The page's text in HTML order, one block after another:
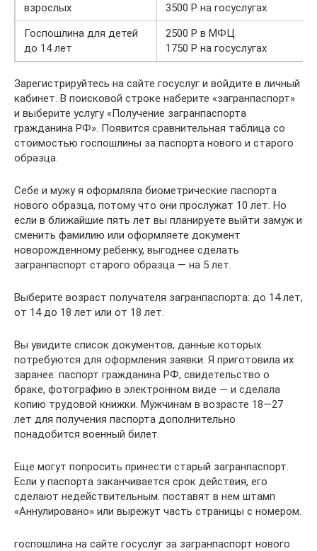
взрослых
3500 Р на госуслугах
Госпошлина для детей
до 14 лет
2500 Р в МФЦ
1750 Р на госуслугах
Зарегистрируйтесь на сайте госуслуг и войдите в личный
кабинет. В поисковой строке наберите «загранпаспорт»
и выберите услугу «Получение загранпаспорта
гражданина РФ». Появится сравнительная таблица со
стоимостью госпошлины за паспорта нового и старого
образца.
Себе и мужу я оформляла биометрические паспорта
нового образца, потому что они прослужат 10 лет. Но
если в ближайшие пять лет вы планируете выйти замуж и
сменить фамилию или оформляете документ
новорожденному ребенку, выгоднее сделать
загранпаспорт старого образца — на 5 лет.
Выберите возраст получателя загранпаспорта: до 14 лет,
от 14 до 18 лет или от 18 лет.
Вы увидите список документов, данные которых
потребуются для оформления заявки. Я приготовила их
заранее: паспорт гражданина РФ, свидетельство о
браке, фотографию в электронном виде — и сделала
копию трудовой книжки. Мужчинам в возрасте 18—27
лет для получения паспорта дополнительно
понадобится военный билет.
Еще могут попросить принести старый загранпаспорт.
Если у паспорта заканчивается срок действия, его
сделают недействительным: поставят в нем штамп
«Аннулировано» или вырежут часть страницы с номером.
госпошлина на сайте госуслуг за загранпаспорт нового